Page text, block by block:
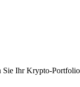
Sie Ihr Krypto-Portfolio